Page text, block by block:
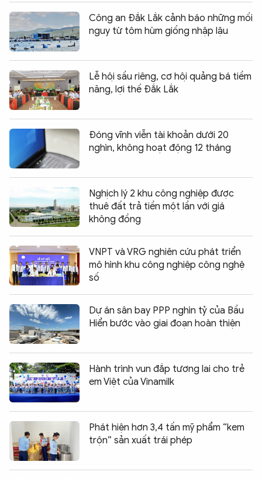
Công an Đắk Lắk cảnh báo những mối
nguy từ tôm hùm giống nhập lậu
Lễ hội sầu riêng, cơ hội quảng bá tiềm
năng, lợi thế Đắk Lắk
Đóng vĩnh viễn tài khoản dưới 20
nghìn, không hoạt động 12 tháng
Nghịch lý 2 khu công nghiệp được
thuê đất trả tiền một lần với giá
không đồng
VNPT và VRG nghiên cứu phát triển
mô hình khu công nghiệp công nghệ
số
Dự án sân bay PPP nghìn tỷ của Bầu
Hiển bước vào giai đoạn hoàn thiện
Hành trình vun đắp tương lai cho trẻ
em Việt của Vinamilk
Phát hiện hơn 3,4 tấn mỹ phẩm “kem
trộn” sản xuất trái phép